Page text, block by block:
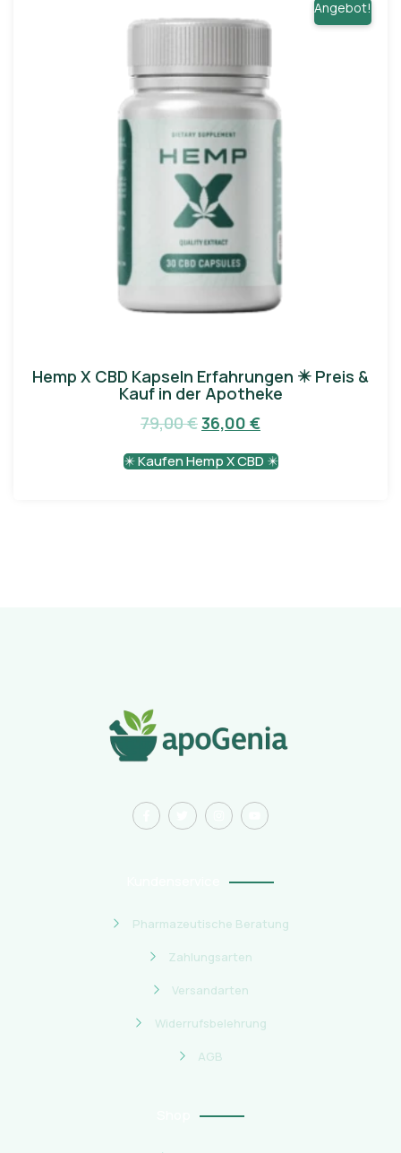
Angebot!
Hemp X CBD Kapseln Erfahrungen ✴️ Preis &
Kauf in der Apotheke
79,00€36,00 €
✴️ Kaufen Hemp X CBD ✴️
Pharmazeutische Beratung
Zahlungsarten
Versandarten
Widerrufsbelehrung
AGB